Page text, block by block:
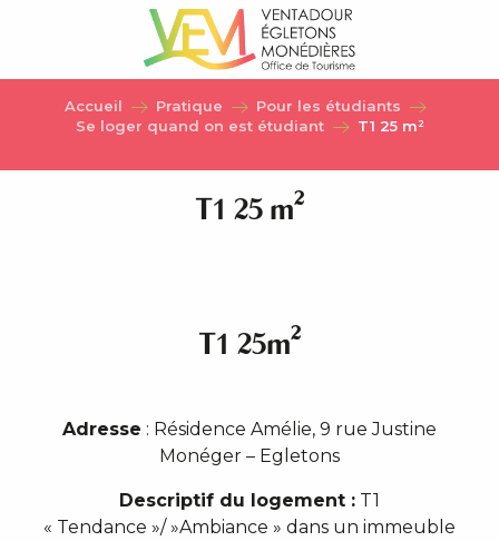
Accueil Pratique
Pour les étudiants
Se loger quand on est étudiant
T1 25 m²
T1 25 m²
T1 25m²
Adresse : Résidence Amélie, 9 rue Justine
Monéger – Egletons
Descriptif du logement : T1
« Tendance »/ »Ambiance » dans un immeuble